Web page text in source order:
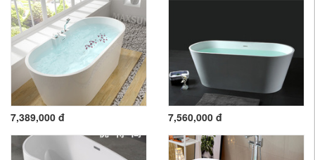
7,389,000 đ 7,560,000 đ